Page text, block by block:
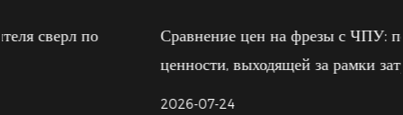
Сравнение цен на фрезы с ЧПУ: понимание
ценности, выходящей за рамки затрат